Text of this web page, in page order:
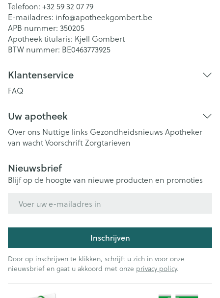
Telefoon: +32 59 32 07 79
E-mailadres: info@apotheekgombert.be
APB nummer: 350205
Apotheek titularis: Kjell Gombert
BTW nummer: BE0463773925
Klantenservice
FAQ
Uw apotheek
Over ons Nuttige links Gezondheidsnieuws Apotheker
van wachtVoorschriftZorgtarieven
Nieuwsbrief
Blijf op de hoogte van nieuwe producten en promoties
Inschrijven
Door op inschrijven te klikken, schrijft u zich in voor onze
nieuwsbrief en gaat u akkoord met onze privacy policy.